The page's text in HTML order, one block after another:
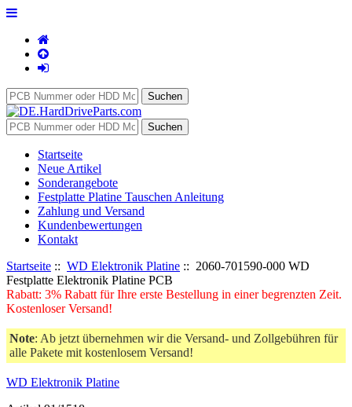
Startseite
Neue Artikel
Sonderangebote
Festplatte Platine Tauschen Anleitung
Zahlung und Versand
Kundenbewertungen
Kontakt
Startseite :: WD Elektronik Platine :: 2060-701590-000 WD
Festplatte Elektronik Platine PCB
Rabatt: 3% Rabatt für Ihre erste Bestellung in einer begrenzten Zeit.
Kostenloser Versand!
Note: Ab jetzt übernehmen wir die Versand- und Zollgebühren für
alle Pakete mit kostenlosem Versand!
WD Elektronik Platine